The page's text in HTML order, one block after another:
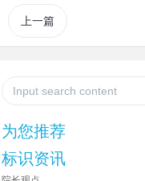
上一篇
为您推荐
标识资讯